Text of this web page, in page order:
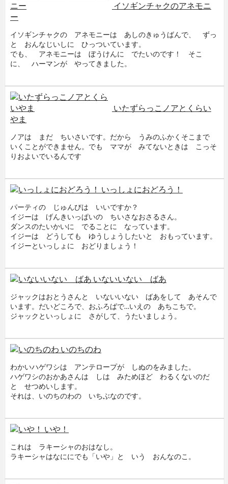
イソギンチャクのアネモニ
ー
イソギンチャクの アネモニーは あしのきゅうばんで、 ずっ
と おんなじいしに ひっついています。
でも、 アネモニーは ぼうけんに でたいのです！ そこ
に、 ハーマンが やってきました。
いたずらっこノアとくらい
やま
ノアは まだ ちいさいです。だから うみのふかくそこまで
いくことができません。でも ママが みてないときは こっそ
りおよいでいるんです
いっしょにおどろう！
パーティの じゅんびは いいですか？
イジーは げんきいっぱいの ちいさなおさるさん。
ダンスのたいかいに でることに なっています。
イジーは どうしても ゆうしょうしたいと おもっています。
イジーといっしょに おどりましょう！
いないいない ばあ
ジャックはおとうさんと いないいない ばあをして あそんで
います。だいどころで、おふろばで…いえの あちこちで。
ジャックといっしょに さがして、うたいましょう。
いのちのわ
わかいハゲワシは アンテロープが しぬのをみました。
ハゲワシのおかあさんは しは みためほど わるくないのだ
と せつめいします。
それは、いのちのわの いちぶなのです。
いや！
これは ラキーシャのおはなし。
ラキーシャはなににでも「いや」と いう おんなのこ。